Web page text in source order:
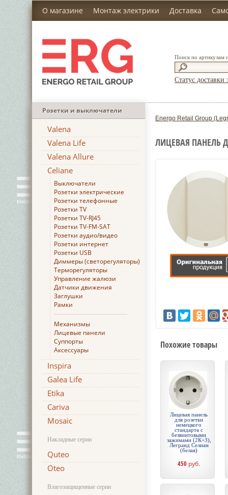
О магазине Монтаж электрики Доставка
Поиск по артикулам
Статус доставки
Розетки и выключатели
Valena
Valena Life
Valena Allure
Celiane
Выключатели
Розетки электрические
Розетки телефонные
Розетки TV
Розетки TV-RJ45
Розетки TV-FM-SAT
Розетки аудио/видео
Розетки интернет
Розетки USB
Диммеры (светорегуляторы)
Терморегуляторы
Управление жалюзи
Датчики движения
Заглушки
Рамки
Механизмы
Лицевые панели
Суппорты
Аксессуары
Inspira
Galea Life
Etika
Cariva
Mosaic
Накладные серии
Quteo
Oteo
Влагозащищенные серии
Energo Retail Group
ЛИЦЕВАЯ ПАНЕЛЬ
Похожие товары
Лицевая панель
для розетки
немецкого
стандарта с
безвинтовыми
зажимами (2К+З),
Легранд Селиан
(белая)
450 руб.